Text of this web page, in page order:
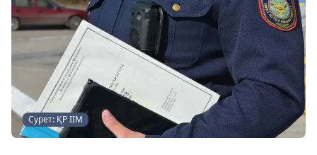
Сурет: ҚР ІІМ